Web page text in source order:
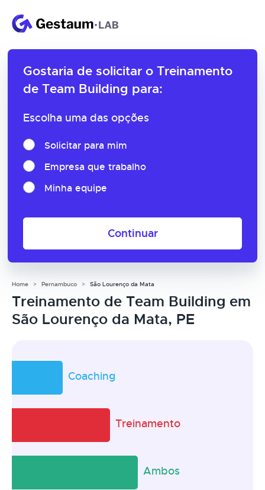
Gostaria de solicitar o Treinamento
de Team Building para:
Escolha uma das opções
Solicitar para mim
Empresa que trabalho
Minha equipe
Continuar
Home Pernambuco São Lourenço da Mata
Treinamento de Team Building em
São Lourenço da Mata, PE